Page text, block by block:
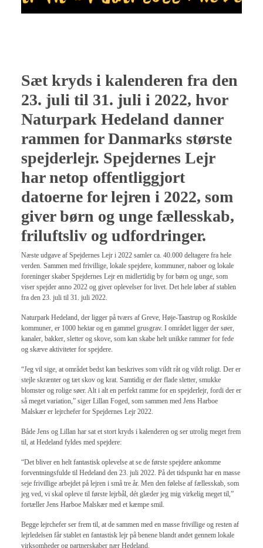
Sæt kryds i kalenderen fra den
23. juli til 31. juli i 2022, hvor
Naturpark Hedeland danner
rammen for Danmarks største
spejderlejr. Spejdernes Lejr
har netop offentliggjort
datoerne for lejren i 2022, som
giver børn og unge fællesskab,
friluftsliv og udfordringer.
Næste udgave af Spejdernes Lejr i 2022 samler ca. 40.000 deltagere fra hele
verden. Sammen med frivillige, lokale spejdere, kommuner, naboer og lokale
foreninger skaber Spejdernes Lejr en midlertidig by for børn og unge, som
viser spejder anno 2022 og giver oplevelser for livet. Det hele løber af stablen
fra den 23. juli til 31. juli 2022.
Naturpark Hedeland, der ligger på tværs af Greve, Høje-Taastrup og Roskilde
kommuner, er 1000 hektar og en gammel grusgrav. I området ligger der søer,
kanaler, bakker, sletter og skove, som kan skabe helt unikke rammer for fede
og skæve aktiviteter for spejdere.
“Jeg vil sige, at området bedst kan beskrives som vildt råt og vildt roligt. Der er
stejle skrænter og tæt skov og krat. Samtidig er der flade sletter, smukke
blomster og rolige søer. Alt i alt en perfekt ramme for en spejderlejr, fordi der er
så meget variation,” siger Lillan Foged, som sammen med Jens Harboe
Malskær er lejrchefer for Spejdernes Lejr 2022.
Både Jens og Lillan har sat et stort kryds i kalenderen og ser utrolig meget frem
til, at Hedeland fyldes med spejdere:
“Det bliver en helt fantastisk oplevelse at se de første spejdere ankomme
forventningsfulde til Hedeland den 23. juli 2022. På det tidspunkt har en masse
seje frivillige arbejdet på lejren i små tre år. Men den følelse af fællesskab, som
jeg ved, vi skal opleve til første lejrbål, dét glæder jeg mig virkelig meget til,”
fortæller Jens Harboe Malskær med et kæmpe smil.
Begge lejrchefer ser frem til, at de sammen med en masse frivillige og resten af
lejrledelsen får stablet en fantastisk lejr på benene blandt andet gennem lokale
virksomheder og partnerskaber nær Hedeland.